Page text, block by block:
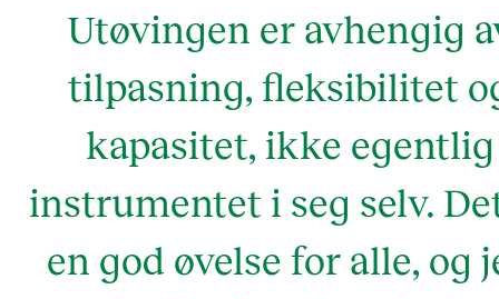
Utøvingen er avhengig
tilpasning, fleksibilitet
kapasitet, ikke egentlig
instrumentet i seg selv.
en god øvelse for alle, og